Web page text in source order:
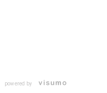
powered by